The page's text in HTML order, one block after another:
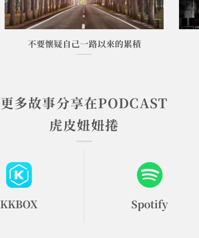
不要懷疑自己一路以來的累積
更多故事分享在PODCAST
虎皮妞妞捲
KKBOX Spotify